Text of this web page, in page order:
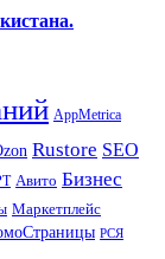
AppMetrica
Rustore SEO
Авито Бизнес
Маркетплейс
РСЯ